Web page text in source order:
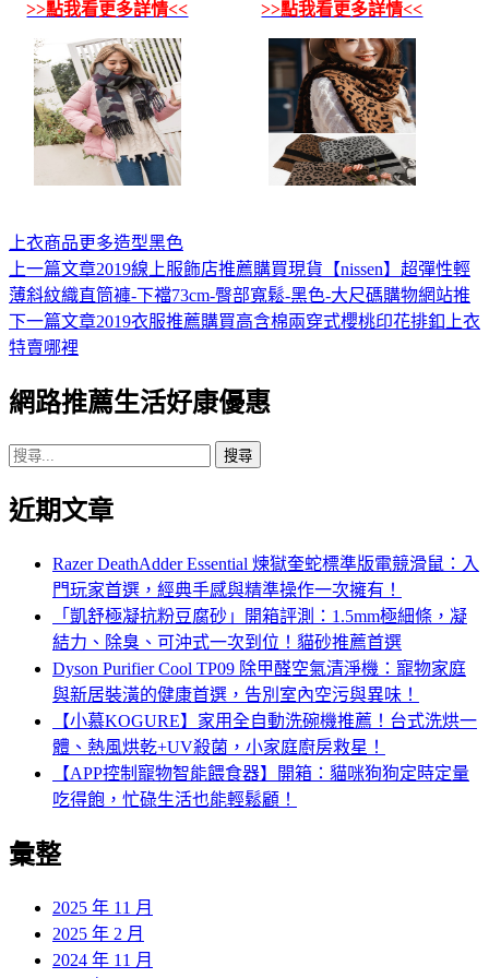
>>點我看更多詳情<< >>點我看更多詳情<<
上衣商品更多造型黑色
文
章
導
覽
上一篇文章2019線上服飾店推薦購買現貨【nissen】超彈性輕
薄斜紋織直筒褲-下襠73cm-臀部寬鬆-黑色-大尺碼購物網站推
下一篇文章2019衣服推薦購買高含棉兩穿式櫻桃印花排釦上衣
特賣哪裡
網路推薦生活好康優惠
搜
關
近期文章
Razer DeathAdder Essential 煉獄奎蛇標準版電競滑鼠：入
門玩家首選，經典手感與精準操作一次擁有！
「凱舒極凝抗粉豆腐砂」開箱評測：1.5mm極細條，凝
結力、除臭、可沖式一次到位！貓砂推薦首選
Dyson Purifier Cool TP09 除甲醛空氣清淨機：寵物家庭
與新居裝潢的健康首選，告別室內空污與異味！
【小慕KOGURE】家用全自動洗碗機推薦！台式洗烘一
體、熱風烘乾+UV殺菌，小家庭廚房救星！
【APP控制寵物智能餵食器】開箱：貓咪狗狗定時定量
吃得飽，忙碌生活也能輕鬆顧！
彙整
2025 年 11 月
2025 年 2 月
2024 年 11 月